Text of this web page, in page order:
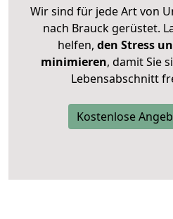
Wir sind für jede Art von
nach Brauck gerüstet.
helfen, den Stress
minimieren, damit Sie
Lebensabschnitt
Kostenlose